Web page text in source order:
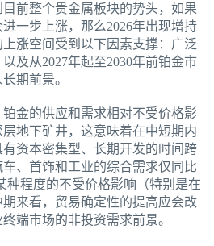
前整个贵金属板块的势头，如果
一步上涨，那么2026年出现增持
涨空间受到以下因素支撑：广泛
及从2027年起至2030年前铂金市
期前景。
金的供应和需求相对不受价格影
地下矿井，这意味着在中短期内
资本密集型、长期开发的时间跨
、首饰和工业的综合需求仅同比
种程度的不受价格影响（特别是在
来看，贸易确定性的提高应会改
端市场的非投资需求前景。